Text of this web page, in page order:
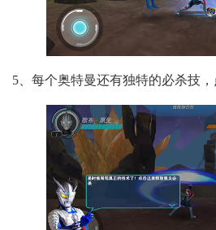
5、每个奥特曼还有独特的必杀技，